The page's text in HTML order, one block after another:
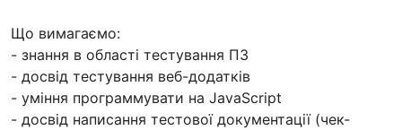
Що вимагаємо:
- знання в області тестування ПЗ
- досвід тестування веб-додатків
- уміння программувати на JavaScript
- досвід написання тестової документації (чек-